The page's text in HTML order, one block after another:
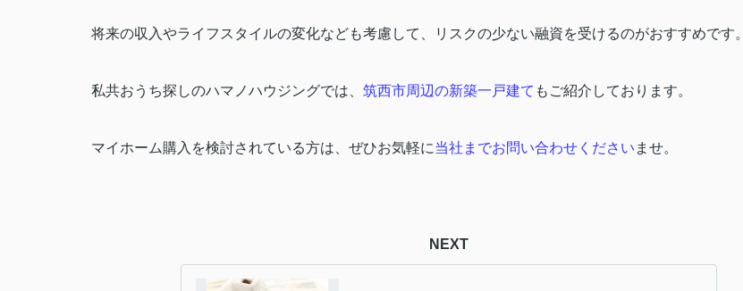
将来の収入やライフスタイルの変化なども考慮して、リスクの少ない融資を受けるのがおすすめです。
私共おうち探しのハマノハウジングでは、 筑西市周辺の新築一戸建て もご紹介しております。
マイホーム購入を検討されている方は、ぜひお気軽に当社までお問い合わせください ませ。
NEXT